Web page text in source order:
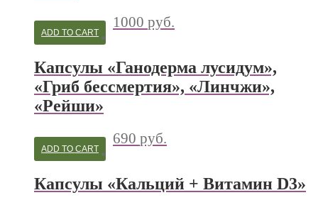
1000 руб.
ADD TO CART
Капсулы «Ганодерма лусидум»,
«Гриб бессмертия», «Линчжи»,
«Рейши»
690 руб.
ADD TO CART
Капсулы «Кальций + Витамин D3»